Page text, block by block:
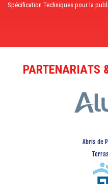
Spécification Techniques pour la
PARTENARIATS
Abris de